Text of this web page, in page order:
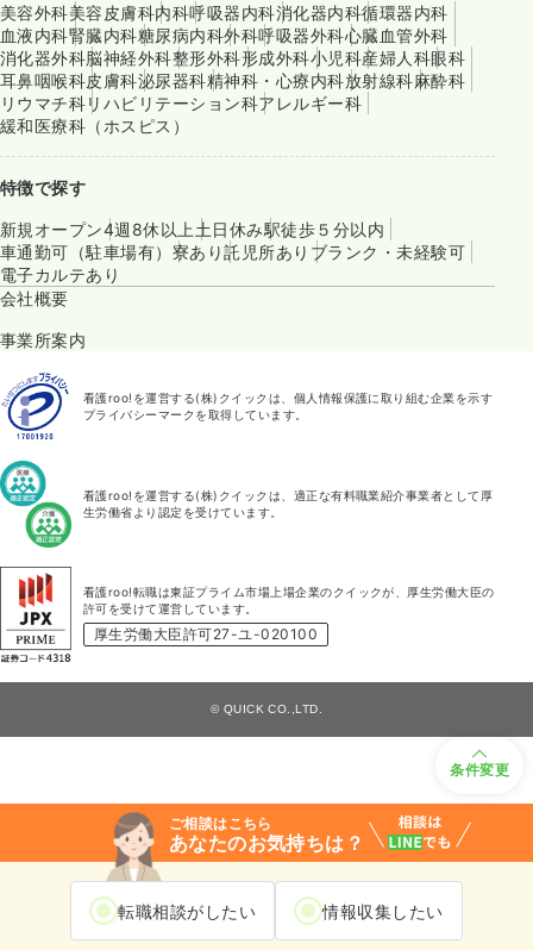
条件変更
ご相談はこちら
あなたのお気持ちは？
転職相談がしたい 情報収集したい
美容外科美容皮膚科内科呼吸器内科消化器内科循環器内科
血液内科腎臓内科糖尿病内科外科呼吸器外科心臓血管外科
消化器外科脳神経外科整形外科形成外科小児科産婦人科眼科
耳鼻咽喉科皮膚科泌尿器科精神科・心療内科放射線科麻酔科
リウマチ科リハビリテーション科アレルギー科
緩和医療科（ホスピス）
特徴で探す
新規オープン4週8休以上 土日休み駅徒歩５分以内
車通勤可（駐車場有） 寮あり託児所あり ブランク・未経験可
電子カルテあり
会社概要
事業所案内
看護roo!を運営する(株)クイックは、個人情報保護に取り組む企業を示す
プライバシーマークを取得しています。
看護roo!を運営する(株)クイックは、適正な有料職業紹介事業者として厚
生労働省より認定を受けています。
看護roo!転職は東証プライム市場上場企業のクイックが、厚生労働大臣の
許可を受けて運営しています。
厚生労働大臣許可27-ユ-020100
© QUICK CO.,LTD.